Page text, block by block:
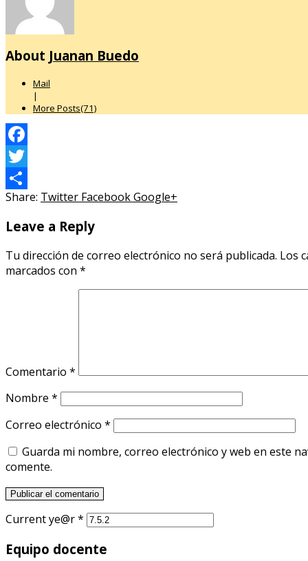
About Juanan Buedo
Mail
|
More Posts(71)
Facebook
Twitter
Compartir
Share: Twitter FacebookGoogle+
Leave a Reply
Tu dirección de correo electrónico no será publicada. Los
marcados con *
Comentario *
Nombre *
Correo electrónico *
Guarda mi nombre, correo electrónico y web en este
comente.
Current ye@r*
Equipo docente